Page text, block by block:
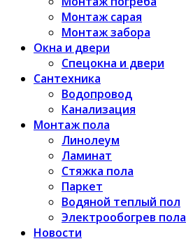
Монтаж сарая
Монтаж забора
Окна и двери
Спецокна и двери
Сантехника
Водопровод
Канализация
Монтаж пола
Линолеум
Ламинат
Стяжка пола
Паркет
Водяной теплый пол
Электрообогрев пола
Новости